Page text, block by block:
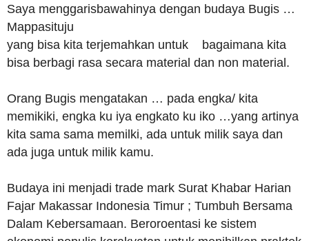
Saya menggarisbawahinya dengan budaya Bugis …
Mappasituju
yang bisa kita terjemahkan untuk bagaimana kita
bisa berbagi rasa secara material dan non material.
Orang Bugis mengatakan … pada engka/ kita
memikiki, engka ku iya engkato ku iko …yang artinya
kita sama sama memilki, ada untuk milik saya dan
ada juga untuk milik kamu.
Budaya ini menjadi trade mark Surat Khabar Harian
Fajar Makassar Indonesia Timur ; Tumbuh Bersama
Dalam Kebersamaan. Beroroentasi ke sistem